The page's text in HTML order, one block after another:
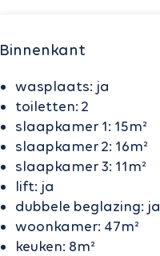
Binnenkant
wasplaats: ja
toiletten: 2
slaapkamer 1: 15m²
slaapkamer 2: 16m²
slaapkamer 3: 11m²
lift: ja
dubbele beglazing: ja
woonkamer: 47m²
keuken: 8m²